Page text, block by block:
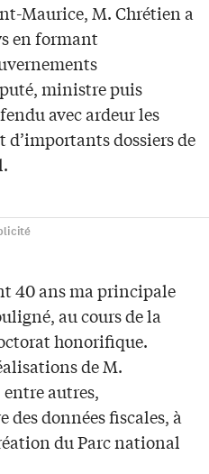
Maurice, M. Chrétien a
en formant
ministre puis
avec ardeur les
dossiers de
40 ans ma principale
au cours de la
honorifique.
de M.
autres,
données fiscales, à
du Parc national